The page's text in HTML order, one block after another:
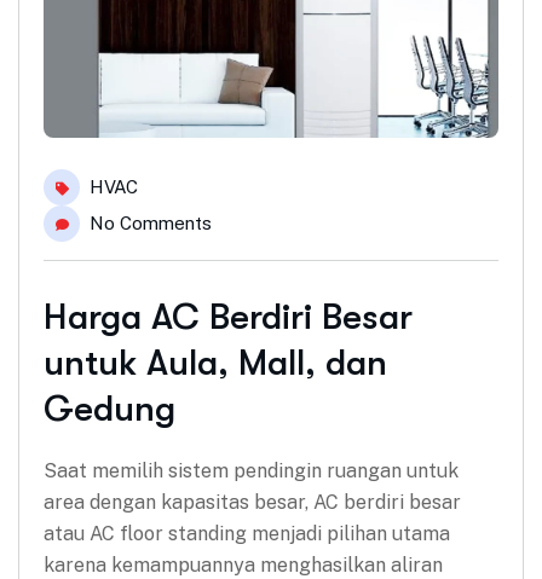
HVAC
No Comments
Harga AC Berdiri Besar
untuk Aula, Mall, dan
Gedung
Saat memilih sistem pendingin ruangan untuk
area dengan kapasitas besar, AC berdiri besar
atau AC floor standing menjadi pilihan utama
karena kemampuannya menghasilkan aliran